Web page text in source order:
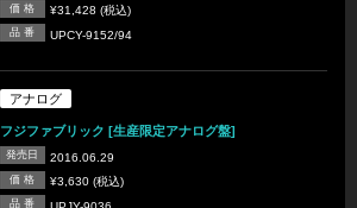
価 格 ¥31,428 (税込)
品 番 UPCY-9152/94
アナログ
フジファブリック [生産限定アナログ盤]
発売日 2016.06.29
価 格 ¥3,630 (税込)
品 番